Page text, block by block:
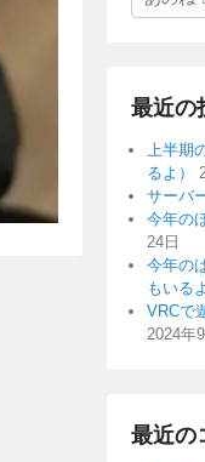
索
最近の
上半期
るよ）
サーバ
今年の
24日
今年の
もいる
VRCで
2024年
最近の